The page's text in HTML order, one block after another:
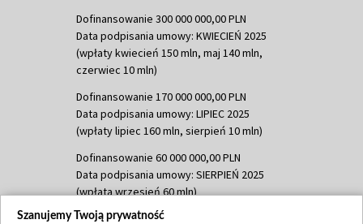
Dofinansowanie 300 000 000,00 PLN
Data podpisania umowy: KWIECIEŃ 2025
(wpłaty kwiecień 150 mln, maj 140 mln,
czerwiec 10 mln)
Dofinansowanie 170 000 000,00 PLN
Data podpisania umowy: LIPIEC 2025
(wpłaty lipiec 160 mln, sierpień 10 mln)
Dofinansowanie 60 000 000,00 PLN
Data podpisania umowy: SIERPIEŃ 2025
(wpłata wrzesień 60 mln)
Dofinansowanie 635 783 051,21 PLN
Szanujemy Twoją prywatność